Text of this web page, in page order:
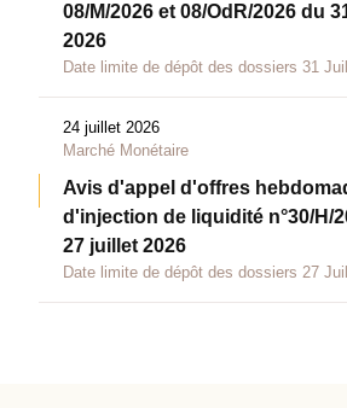
08/M/2026 et 08/OdR/2026 du
2026
Date limite de dépôt des dossiers 31
24 juillet 2026
Marché Monétaire
Avis d'appel d'offres
d'injection de liquidité n°30/H/
27 juillet 2026
Date limite de dépôt des dossiers 27